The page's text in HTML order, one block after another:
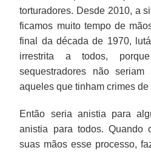
torturadores. Desde 2010, a
ficamos muito tempo de
final da década de 1970,
irrestrita a todos,
sequestradores não
aqueles que tinham crimes de
Então seria anistia para
anistia para todos. Quando
suas mãos esse processo,